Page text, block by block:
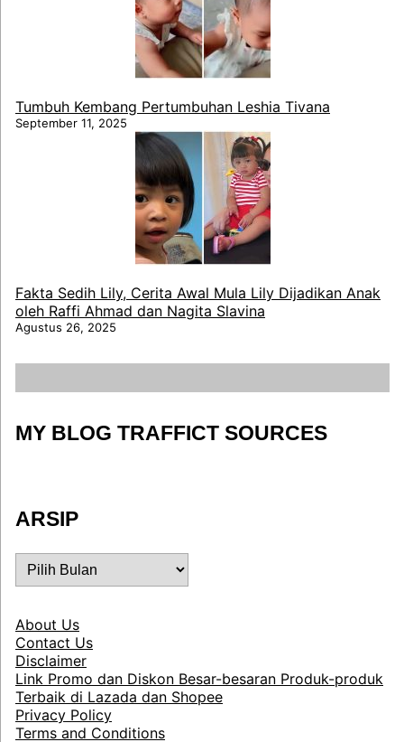
Tumbuh Kembang Pertumbuhan Leshia Tivana
September 11, 2025
Fakta Sedih Lily, Cerita Awal Mula Lily Dijadikan Anak
oleh Raffi Ahmad dan Nagita Slavina
Agustus 26, 2025
MY BLOG TRAFFICT SOURCES
ARSIP
ARSIP
About Us
Contact Us
Disclaimer
Link Promo dan Diskon Besar-besaran Produk-produk
Terbaik di Lazada dan Shopee
Privacy Policy
Terms and Conditions